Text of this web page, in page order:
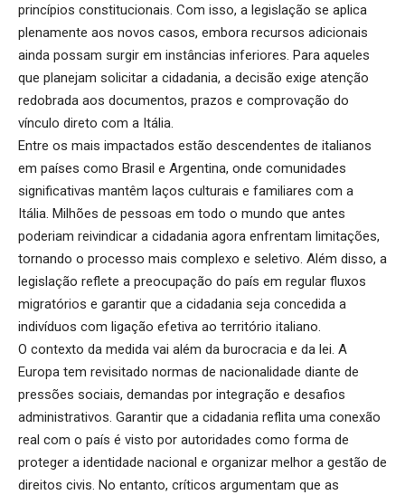
princípios constitucionais. Com isso, a legislação se aplica
plenamente aos novos casos, embora recursos adicionais
ainda possam surgir em instâncias inferiores. Para aqueles
que planejam solicitar a cidadania, a decisão exige atenção
redobrada aos documentos, prazos e comprovação do
vínculo direto com a Itália.
Entre os mais impactados estão descendentes de italianos
em países como Brasil e Argentina, onde comunidades
significativas mantêm laços culturais e familiares com a
Itália. Milhões de pessoas em todo o mundo que antes
poderiam reivindicar a cidadania agora enfrentam limitações,
tornando o processo mais complexo e seletivo. Além disso, a
legislação reflete a preocupação do país em regular fluxos
migratórios e garantir que a cidadania seja concedida a
indivíduos com ligação efetiva ao território italiano.
O contexto da medida vai além da burocracia e da lei. A
Europa tem revisitado normas de nacionalidade diante de
pressões sociais, demandas por integração e desafios
administrativos. Garantir que a cidadania reflita uma conexão
real com o país é visto por autoridades como forma de
proteger a identidade nacional e organizar melhor a gestão de
direitos civis. No entanto, críticos argumentam que as